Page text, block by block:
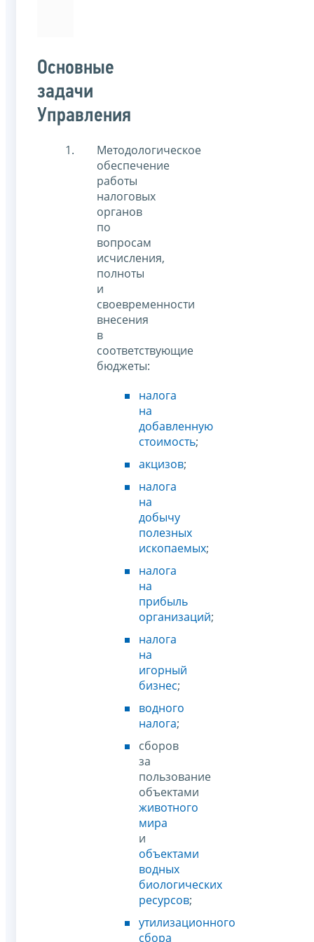
Основные
задачи
Управления
Методологическое
обеспечение
работы
налоговых
органов
по
вопросам
исчисления,
полноты
и
своевременности
внесения
в
соответствующие
бюджеты:
налога
на
добавленную
стоимость;
акцизов;
налога
на
добычу
полезных
ископаемых;
налога
на
прибыль
организаций;
налога
на
игорный
бизнес;
водного
налога;
сборов
за
пользование
объектами
животного
мира
и
объектами
водных
биологических
ресурсов;
утилизационного
сбора